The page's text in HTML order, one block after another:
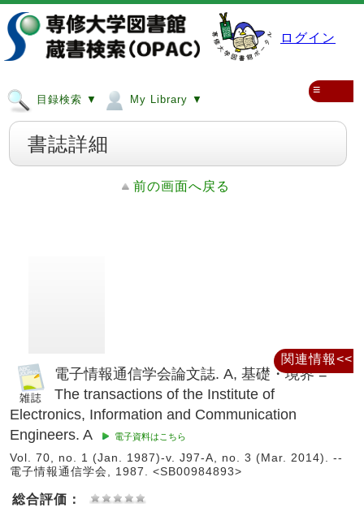
ログイン
目録検索 ▼ My Library ▼
≡
書誌詳細
前の画面へ戻る
電子情報通信学会論文誌. A, 基礎・境界 =
The transactions of the Institute of
Electronics, Information and Communication
Engineers. A
電子資料はこちら
Vol. 70, no. 1 (Jan. 1987)-v. J97-A, no. 3 (Mar. 2014). --
電子情報通信学会, 1987. <SB00984893>
総合評価：
関連情報<<